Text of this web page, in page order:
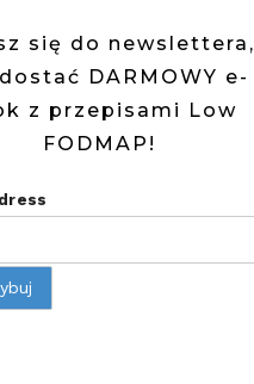
się do newslettera,
DARMOWY e-
z przepisami Low
FODMAP!